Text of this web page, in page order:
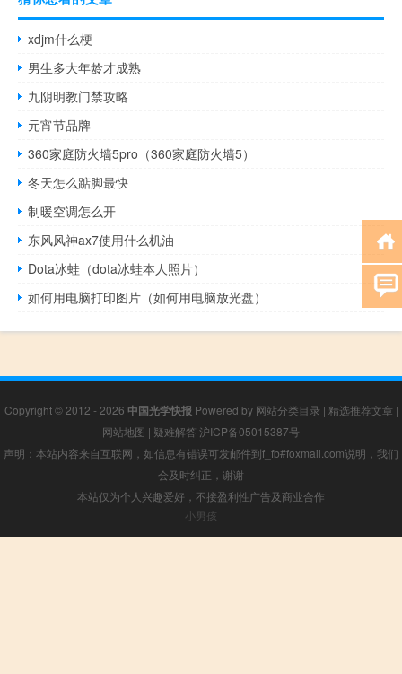
xdjm什么梗
男生多大年龄才成熟
九阴明教门禁攻略
元宵节品牌
360家庭防火墙5pro（360家庭防火墙5）
冬天怎么踮脚最快
制暖空调怎么开
东风风神ax7使用什么机油
Dota冰蛙（dota冰蛙本人照片）
如何用电脑打印图片（如何用电脑放光盘）
Copyright © 2012 - 2026 中国光学快报 Powered by 网站分类目录 | 精选推荐文章 |
网站地图 | 疑难解答 沪ICP备05015387号
声明：本站内容来自互联网，如信息有错误可发邮件到f_fb#foxmail.com说明，我们
会及时纠正，谢谢
本站仅为个人兴趣爱好，不接盈利性广告及商业合作
小男孩